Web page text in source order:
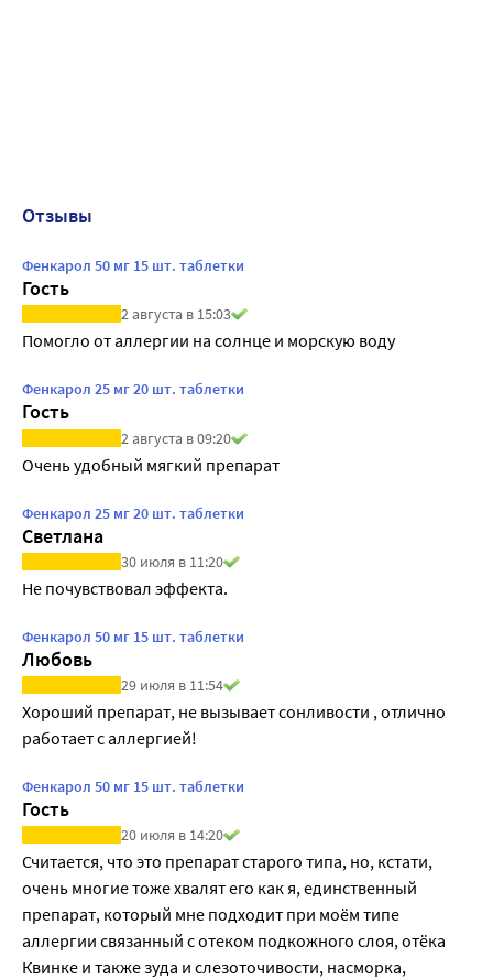
Отзывы
Фенкарол 50 мг 15 шт. таблетки
Гость
2 августа в 15:03
Помогло от аллергии на солнце и морскую воду
Фенкарол 25 мг 20 шт. таблетки
Гость
2 августа в 09:20
Очень удобный мягкий препарат
Фенкарол 25 мг 20 шт. таблетки
Светлана
30 июля в 11:20
Не почувствовал эффекта.
Фенкарол 50 мг 15 шт. таблетки
Любовь
29 июля в 11:54
Хороший препарат, не вызывает сонливости , отлично
работает с аллергией!
Фенкарол 50 мг 15 шт. таблетки
Гость
20 июля в 14:20
Считается, что это препарат старого типа, но, кстати,
очень многие тоже хвалят его как я, единственный
препарат, который мне подходит при моём типе
аллергии связанный с отеком подкожного слоя, отёка
Квинке и также зуда и слезоточивости, насморка,